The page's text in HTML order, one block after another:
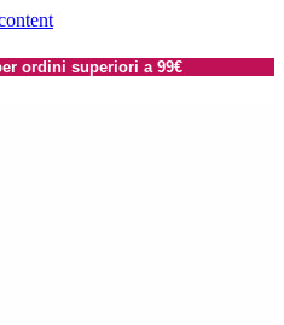
ordini superiori a 99€